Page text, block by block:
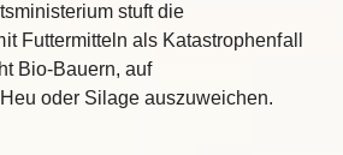
stuft die
Futtermitteln als Katastrophenfall
Bio-Bauern, auf
oder Silage auszuweichen.